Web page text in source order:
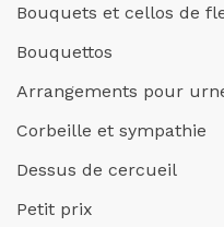
Bouquets et cellos de
Bouquettos
Arrangements pour
Corbeille et sympathie
Dessus de cercueil
Petit prix